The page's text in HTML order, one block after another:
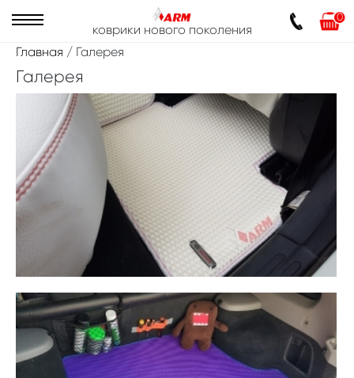
коврики нового поколения
0
Главная / Галерея
Галерея